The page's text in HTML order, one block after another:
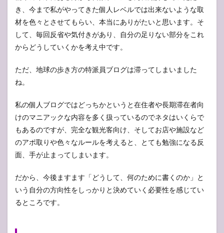
き、今まで私がやってきた個人レベルでは出来ないような取
材を色々とさせてもらい、本当にありがたいと思います。そ
して、毎回反省や気付きがあり、自分の足りない部分をこれ
からどうしていくかを考え中です。
ただ、地球の歩き方の特派員ブログは滞ってしまいました
ね。
私の個人ブログではどっちかというと在住者や長期滞在者向
けのマニアックな内容を多く扱っているのでネタはいくらで
もあるのですが、完全な観光客向け、そしてお店や施設など
のアポ取りや色々なルールを考えると、とても勉強になる反
面、手が止まってしまいます。
だから、今後ますます「どうして、何のために書くのか」と
いう自分の方向性をしっかりと決めていく必要性を感じてい
るところです。